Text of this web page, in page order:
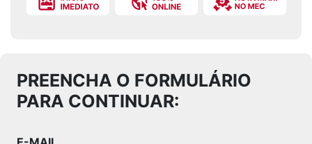
PREENCHA O FORMULÁRIO
PARA CONTINUAR: